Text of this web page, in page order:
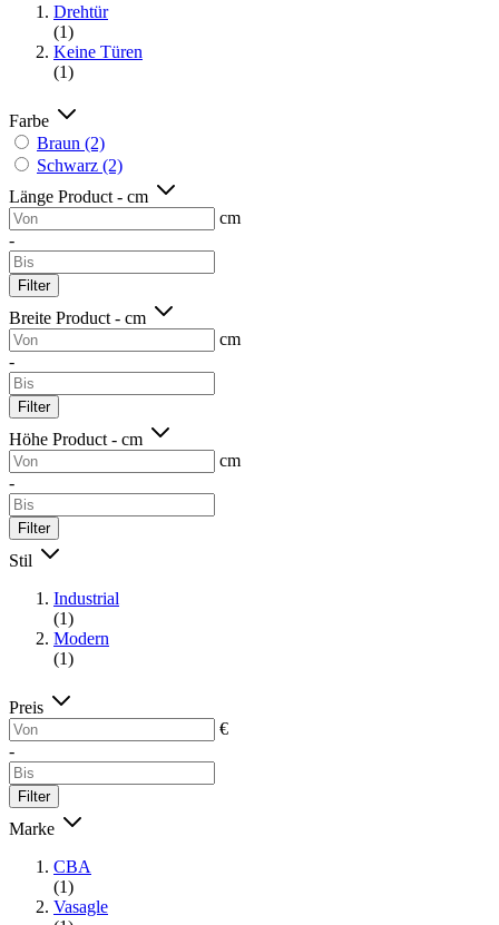
Drehtür
(1)
Keine Türen
(1)
Farbe
Braun (2)
Schwarz (2)
Länge Product - cm
cm
-
Filter
Breite Product - cm
cm
-
Filter
Höhe Product - cm
cm
-
Filter
Stil
Industrial
(1)
Modern
(1)
Preis
€
-
Filter
Marke
CBA
(1)
Vasagle